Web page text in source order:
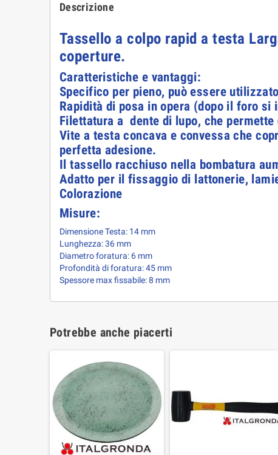
Descrizione
Tassello a colpo rapid a testa
coperture.
Caratteristiche e vantaggi:
Specifico per pieno, può essere
Rapidità di posa in opera (dopo il foro
Filettatura a dente di lupo, che
Vite a testa concava e convessa che
perfetta adesione.
Il tassello racchiuso nella bombatura
Adatto per il fissaggio di lattonerie,
Colorazione
Misure:
Dimensione Testa: 14 mm
Lunghezza: 36 mm
Diametro foratura: 6 mm
Profondità di foratura: 45 mm
Spessore max fissabile: 8 mm
Potrebbe anche piacerti